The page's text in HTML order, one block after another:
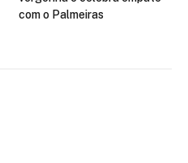
com o Palmeiras